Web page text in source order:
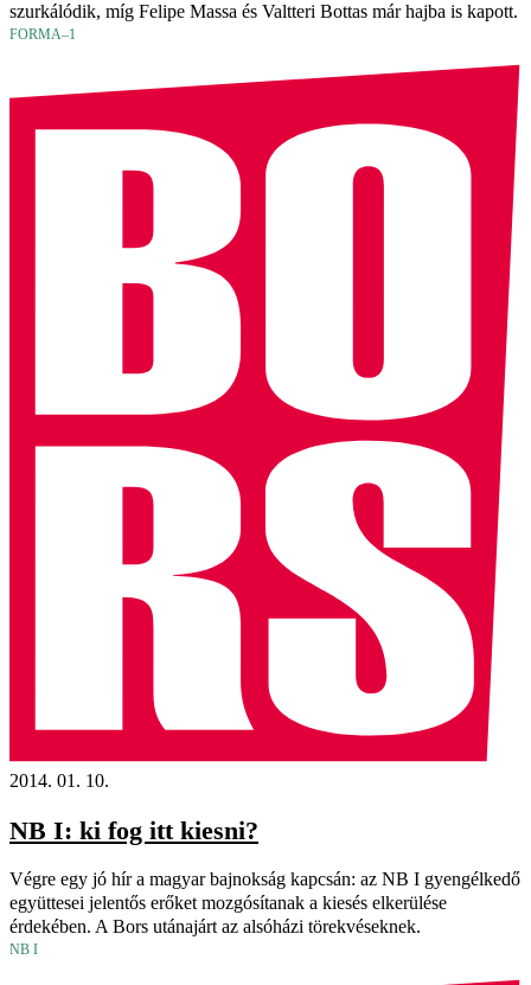
szurkálódik, míg Felipe Massa és Valtteri Bottas már hajba is kapott.
FORMA–1
2014. 01. 10.
NB I: ki fog itt kiesni?
Végre egy jó hír a magyar bajnokság kapcsán: az NB I gyengélkedő
együttesei jelentős erőket mozgósítanak a kiesés elkerülése
érdekében. A Bors utánajárt az alsóházi törekvéseknek.
NB I